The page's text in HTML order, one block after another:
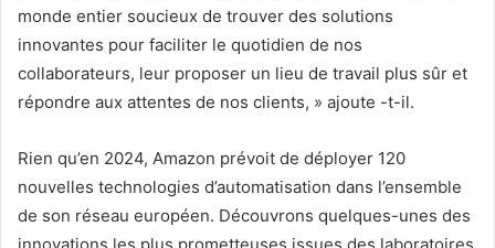
monde entier soucieux de trouver des solutions
innovantes pour faciliter le quotidien de nos
collaborateurs, leur proposer un lieu de travail plus sûr et
répondre aux attentes de nos clients, » ajoute -t-il.
Rien qu’en 2024, Amazon prévoit de déployer 120
nouvelles technologies d’automatisation dans l’ensemble
de son réseau européen. Découvrons quelques-unes des